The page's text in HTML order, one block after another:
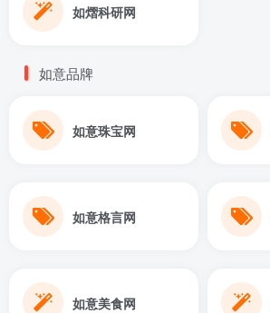
如熠科研网
如意品牌
如意珠宝网
如意格言网
如意美食网